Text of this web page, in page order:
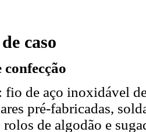
caso
confecção
de aço inoxidável
pré-fabricadas,
de algodão e